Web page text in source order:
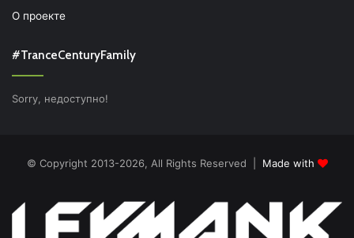
О проекте
#TranceCenturyFamily
Sorry, недоступно!
© Copyright 2013-2026, All Rights Reserved | Made with